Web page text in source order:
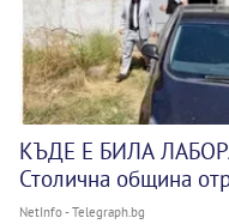
КЪДЕ Е БИЛА
Столична община
NetInfo - Telegraph.bg